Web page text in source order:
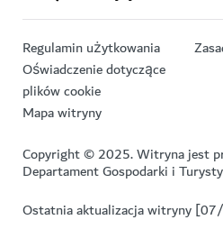
Regulamin użytkowania
Oświadczenie dotyczące
plików cookie
Mapa witryny
Copyright © 2025. Witryna jest
Departament Gospodarki i
Ostatnia aktualizacja witryny